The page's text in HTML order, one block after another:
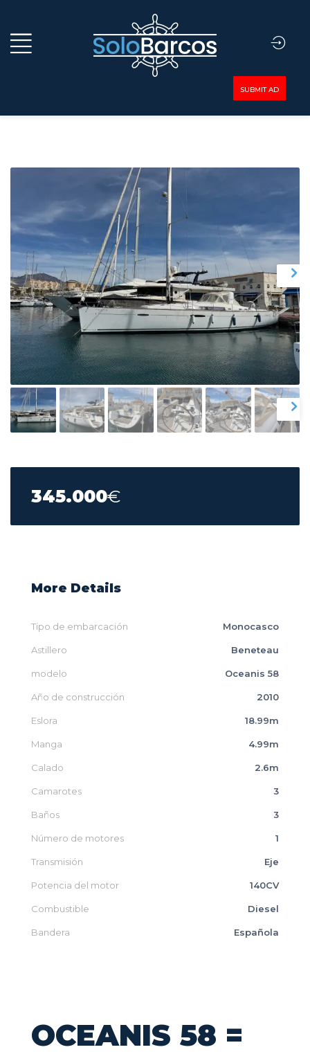
SUBMIT AD
345.000€
More Details
Tipo de embarcación Monocasco
Astillero Beneteau
modelo Oceanis 58
Año de construcción 2010
Eslora 18.99m
Manga 4.99m
Calado 2.6m
Camarotes 3
Baños 3
Número de motores 1
Transmisión Eje
Potencia del motor 140CV
Combustible Diesel
Bandera Española
OCEANIS 58 =